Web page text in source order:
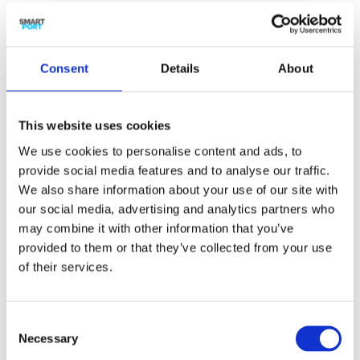
Consent Details About
This website uses cookies
We use cookies to personalise content and ads, to
provide social media features and to analyse our traffic.
We also share information about your use of our site with
our social media, advertising and analytics partners who
may combine it with other information that you’ve
provided to them or that they’ve collected from your use
of their services.
Selection
Necessary
Uitdagingen
Herkenbaarheid: Het spel moet van goede
kwaliteit zijn, met een herkenbaar speelveld,
met voor de deelnemers herkenbare en
aansprekende spelsituaties (cases) en de
juiste sets van spelregels met een
afgestemde detaillering. Het gamen vraagt tijd
: Deelnemers moeten bereid
zijn het spel met elkaar te spelen.